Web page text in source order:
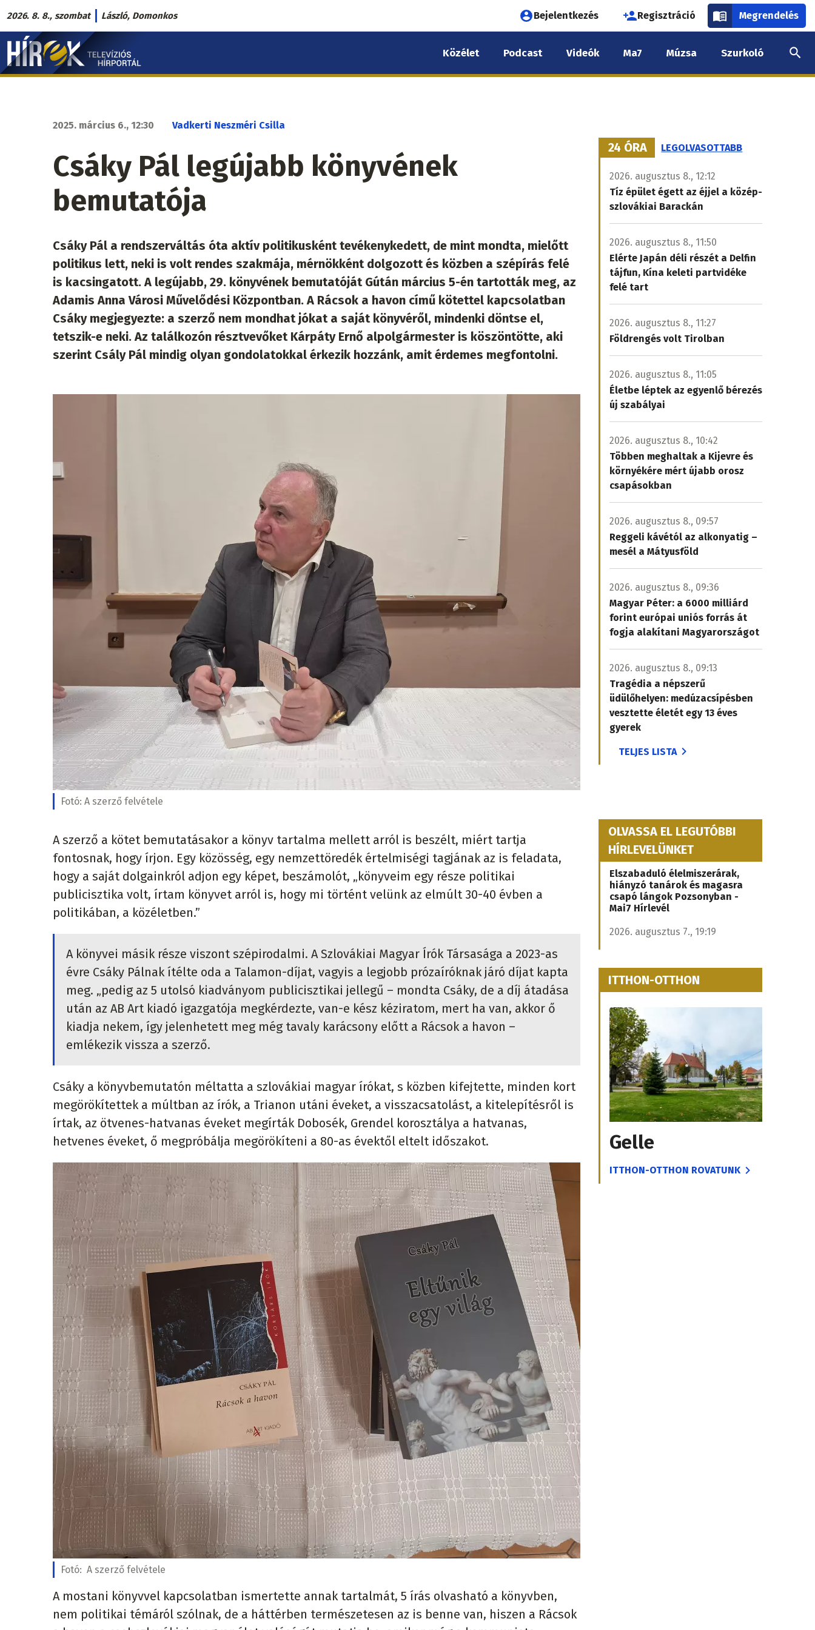
Ugrás
a
tartalomra
2026. 8. 8., szombat László, Domonkos
Felhasználói
fiók
menüje
Bejelentkezés Regisztráció Megrendelés
Hírek.sk
fő
Közélet Podcast Videók Ma7 Múzsa Szurkoló
2025. március 6., 12:30 Vadkerti Neszméri Csilla
Csáky Pál legújabb könyvének
bemutatója
Csáky Pál a rendszerváltás óta aktív politikusként tevékenykedett, de mint mondta, mielőtt
politikus lett, neki is volt rendes szakmája, mérnökként dolgozott és közben a szépírás felé
is kacsingatott. A legújabb, 29. könyvének bemutatóját Gútán március 5-én tartották meg, az
Adamis Anna Városi Művelődési Központban. A Rácsok a havon című kötettel kapcsolatban
Csáky megjegyezte: a szerző nem mondhat jókat a saját könyvéről, mindenki döntse el,
tetszik-e neki. Az találkozón résztvevőket Kárpáty Ernő alpolgármester is köszöntötte, aki
szerint Csály Pál mindig olyan gondolatokkal érkezik hozzánk, amit érdemes megfontolni.
Fotó: A szerző felvétele
A szerző a kötet bemutatásakor a könyv tartalma mellett arról is beszélt, miért tartja
fontosnak, hogy írjon. Egy közösség, egy nemzettöredék értelmiségi tagjának az is feladata,
hogy a saját dolgainkról adjon egy képet, beszámolót, „könyveim egy része politikai
publicisztika volt, írtam könyvet arról is, hogy mi történt velünk az elmúlt 30-40 évben a
politikában, a közéletben.”
A könyvei másik része viszont szépirodalmi. A Szlovákiai Magyar Írók Társasága a 2023-as
évre Csáky Pálnak ítélte oda a Talamon-díjat, vagyis a legjobb prózaíróknak járó díjat kapta
meg. „pedig az 5 utolsó kiadványom publicisztikai jellegű – mondta Csáky, de a díj átadása
után az AB Art kiadó igazgatója megkérdezte, van-e kész kéziratom, mert ha van, akkor ő
kiadja nekem, így jelenhetett meg még tavaly karácsony előtt a Rácsok a havon –
emlékezik vissza a szerző.
Csáky a könyvbemutatón méltatta a szlovákiai magyar írókat, s közben kifejtette, minden kort
megörökítettek a múltban az írók, a Trianon utáni éveket, a visszacsatolást, a kitelepítésről is
írtak, az ötvenes-hatvanas éveket megírták Dobosék, Grendel korosztálya a hatvanas,
hetvenes éveket, ő megpróbálja megörökíteni a 80-as évektől eltelt időszakot.
Fotó: A szerző felvétele
A mostani könyvvel kapcsolatban ismertette annak tartalmát, 5 írás olvasható a könyvben,
nem politikai témáról szólnak, de a háttérben természetesen az is benne van, hiszen a Rácsok
24 ÓRA LEGOLVASOTTABB
2026. augusztus 8., 12:12
Tíz épület égett az éjjel a közép-
szlovákiai Barackán
2026. augusztus 8., 11:50
Elérte Japán déli részét a Delfin
tájfun, Kína keleti partvidéke
felé tart
2026. augusztus 8., 11:27
Földrengés volt Tirolban
2026. augusztus 8., 11:05
Életbe léptek az egyenlő bérezés
új szabályai
2026. augusztus 8., 10:42
Többen meghaltak a Kijevre és
környékére mért újabb orosz
csapásokban
2026. augusztus 8., 09:57
Reggeli kávétól az alkonyatig –
mesél a Mátyusföld
2026. augusztus 8., 09:36
Magyar Péter: a 6000 milliárd
forint európai uniós forrás át
fogja alakítani Magyarországot
2026. augusztus 8., 09:13
Tragédia a népszerű
üdülőhelyen: medúzacsípésben
vesztette életét egy 13 éves
gyerek
TELJES LISTA
OLVASSA EL LEGUTÓBBI
HÍRLEVELÜNKET
Elszabaduló élelmiszerárak,
hiányzó tanárok és magasra
csapó lángok Pozsonyban -
Mai7 Hírlevél
2026. augusztus 7., 19:19
ITTHON-OTTHON
Gelle
ITTHON-OTTHON ROVATUNK